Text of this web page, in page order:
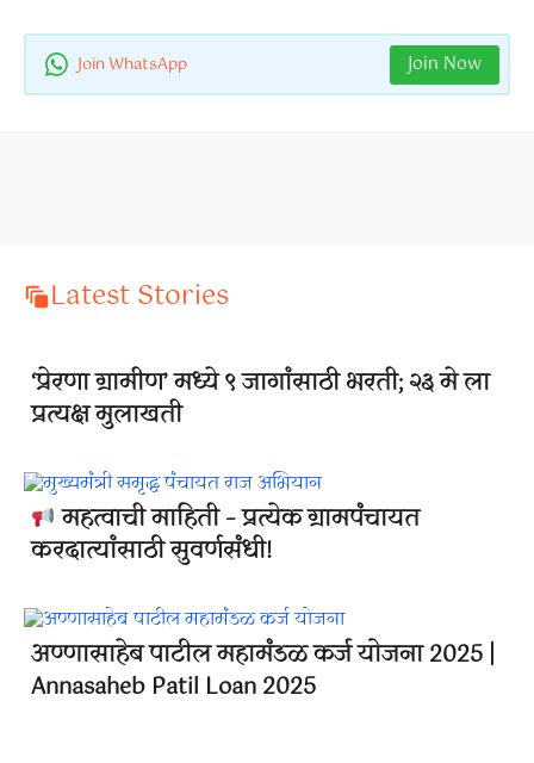
Join WhatsApp Join Now
Latest Stories
‘प्रेरणा ग्रामीण’ मध्ये ९ जागांसाठी भरती; २३ मे ला
प्रत्यक्ष मुलाखती
महत्वाची माहिती – प्रत्येक ग्रामपंचायत
करदात्यांसाठी सुवर्णसंधी!
अण्णासाहेब पाटील महामंडळ कर्ज योजना 2025 |
Annasaheb Patil Loan 2025